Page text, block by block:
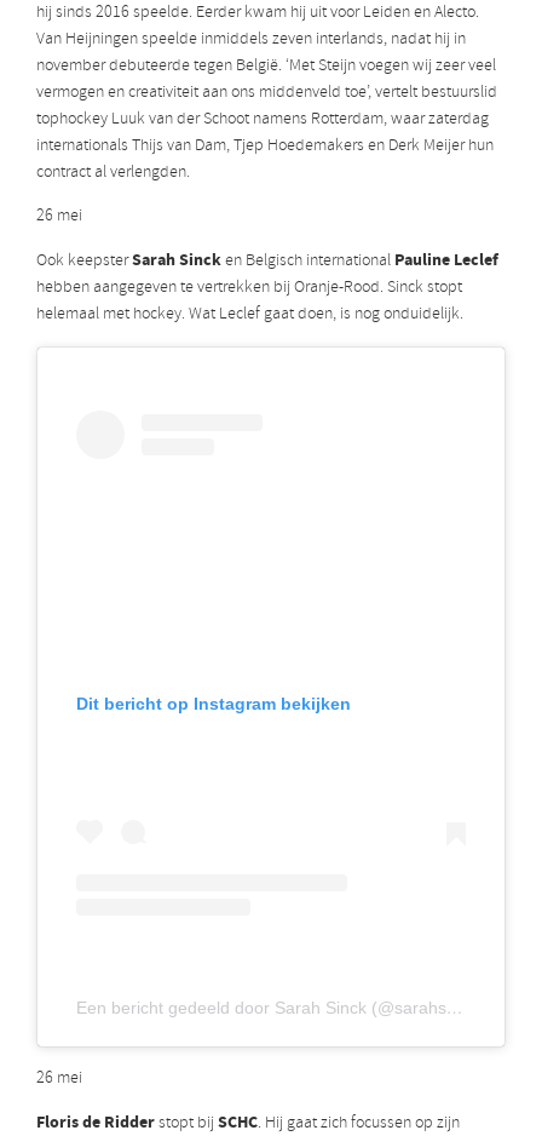
hij sinds 2016 speelde. Eerder kwam hij uit voor Leiden en Alecto.
Van Heijningen speelde inmiddels zeven interlands, nadat hij in
november debuteerde tegen België. ‘Met Steijn voegen wij zeer veel
vermogen en creativiteit aan ons middenveld toe’, vertelt bestuurslid
tophockey Luuk van der Schoot namens Rotterdam, waar zaterdag
internationals Thijs van Dam, Tjep Hoedemakers en Derk Meijer hun
contract al verlengden.
26 mei
Ook keepsterSarah Sincken Belgisch international Pauline Leclef
hebben aangegeven te vertrekken bij Oranje-Rood. Sinck stopt
helemaal met hockey. Wat Leclef gaat doen, is nog onduidelijk.
Dit bericht op Instagram bekijken
Een bericht gedeeld door Sarah Sinck (@sarahsinck)
26 mei
Floris de Ridderstopt bij SCHC. Hij gaat zich focussen op zijn